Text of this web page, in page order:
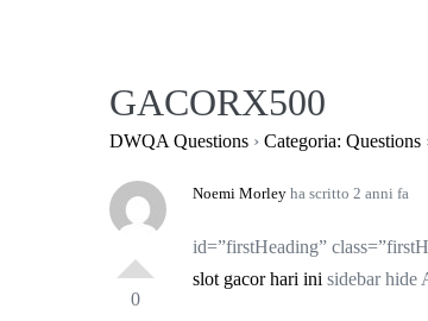
GACORX500
DWQA Questions › Categoria: Questions
0
Noemi Morley ha scritto 2 anni fa
id=”firstHeading”
slot gacor hari ini sidebar hide